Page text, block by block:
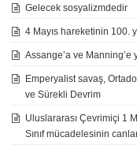
Gelecek sosyalizmdedir
4 Mayıs hareketinin 100.
Assange’a ve Manning’e
Emperyalist savaş,
ve Sürekli Devrim
Uluslararası Çevrimiçi 1
Sınıf mücadelesinin